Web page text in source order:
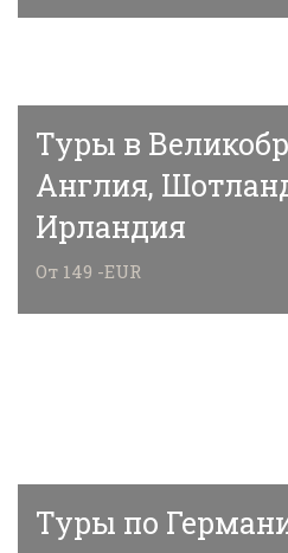
Туры в
Англия,
Ирландия
От 149 -EUR
Туры по